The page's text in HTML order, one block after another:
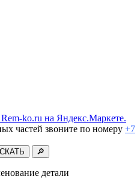
частей звоните по номеру +7
детали